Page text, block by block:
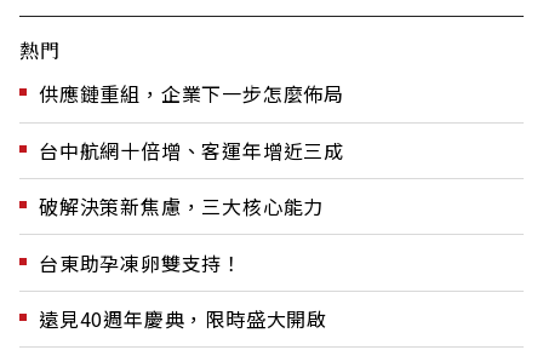
熱門
供應鏈重組，企業下一步怎麼佈局
台中航網十倍增、客運年增近三成
破解決策新焦慮，三大核心能力
台東助孕凍卵雙支持！
遠見40週年慶典，限時盛大開啟